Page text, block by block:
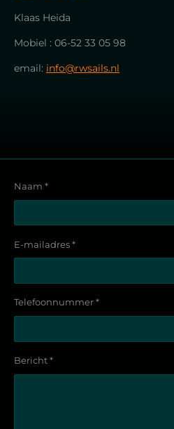
Klaas Heida
Mobiel : 06-52 33 05 98
email: info@rwsails.nl
Naam *
E-mailadres *
Telefoonnummer *
Bericht *